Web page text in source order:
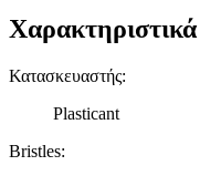
Χαρακτηριστικά
Κατασκευαστής:
Plasticant
Bristles: